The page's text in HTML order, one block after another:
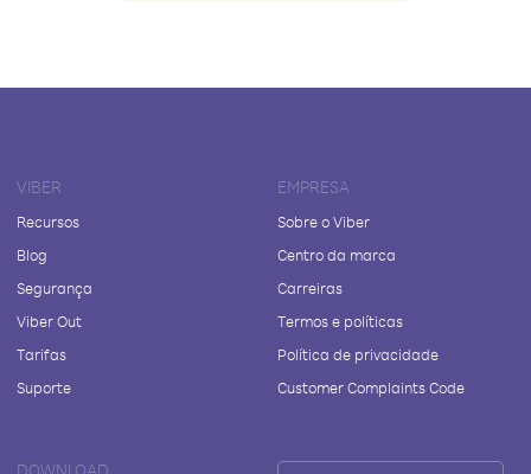
VIBER
Recursos
Blog
Segurança
Viber Out
Tarifas
Suporte
EMPRESA
Sobre o Viber
Centro da marca
Carreiras
Termos e políticas
Política de privacidade
Customer Complaints Code
DOWNLOAD